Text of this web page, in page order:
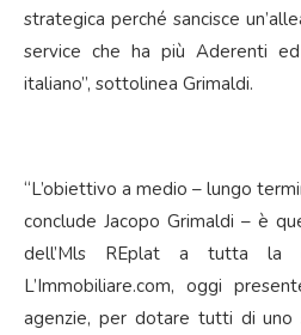
strategica perché sancisce
service che ha più Aderenti
italiano”, sottolinea Grimaldi.
“L’obiettivo a medio – lungo
conclude Jacopo Grimaldi – è
dell’Mls REplat a tutta la
L’Immobiliare.com, oggi
agenzie, per dotare tutti di